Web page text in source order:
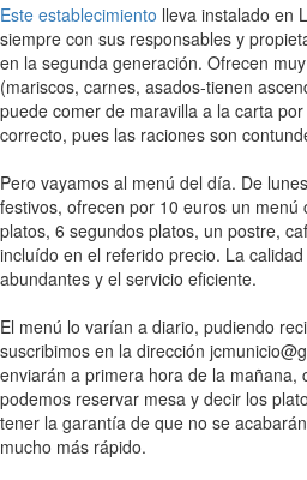
Este establecimiento lleva instalado en
siempre con sus responsables y
en la segunda generación. Ofrecen
(mariscos, carnes, asados-tienen
puede comer de maravilla a la carta
correcto, pues las raciones son
Pero vayamos al menú del día. De
festivos, ofrecen por 10 euros un
platos, 6 segundos platos, un postre,
incluído en el referido precio. La
abundantes y el servicio eficiente.
El menú lo varían a diario, pudiendo
suscribimos en la dirección
enviarán a primera hora de la mañana,
podemos reservar mesa y decir los
tener la garantía de que no se
mucho más rápido.